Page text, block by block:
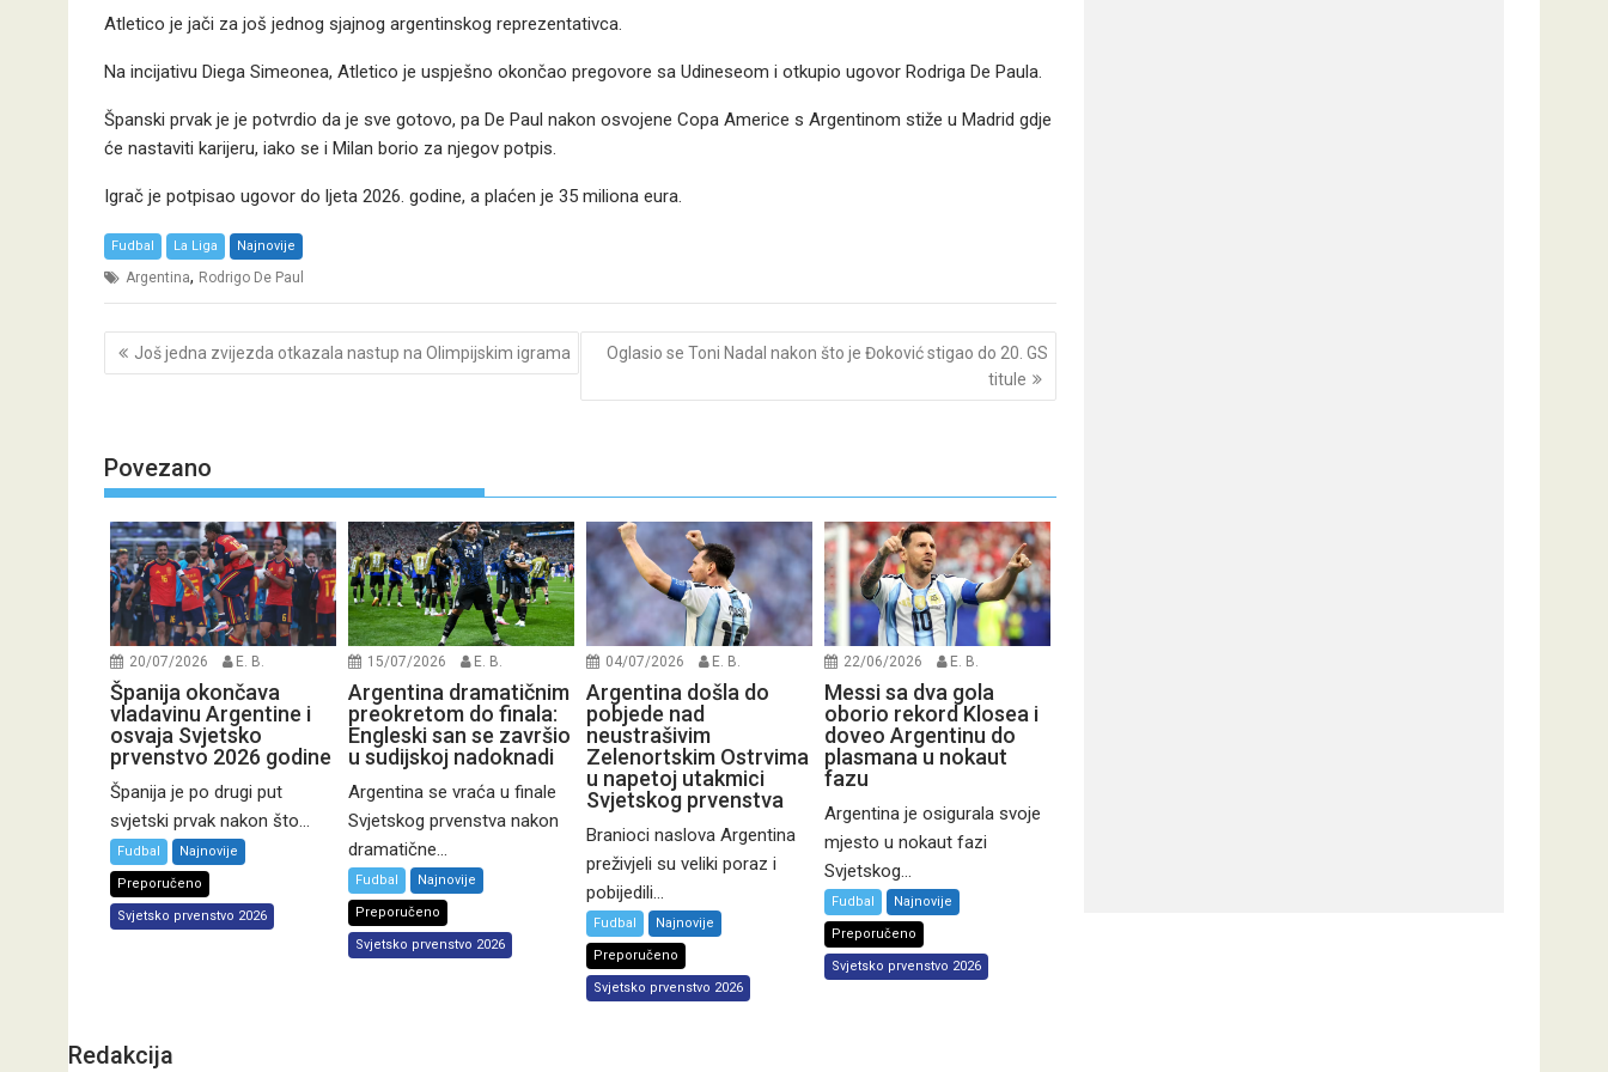
Atletico je jači za još jednog sjajnog argentinskog reprezentativca.
Na incijativu Diega Simeonea, Atletico je uspješno okončao pregovore sa Udineseom i otkupio ugovor Rodriga De Paula.
Španski prvak je je potvrdio da je sve gotovo, pa De Paul nakon osvojene Copa Americe s Argentinom stiže u Madrid gdje
će nastaviti karijeru, iako se i Milan borio za njegov potpis.
Igrač je potpisao ugovor do ljeta 2026. godine, a plaćen je 35 miliona eura.
Fudbal La Liga Najnovije
Argentina, Rodrigo De Paul
Post
navigation
Još jedna zvijezda otkazala nastup na Olimpijskim igrama
Oglasio se Toni Nadal nakon što je Đoković stigao do 20. GS
titule
Povezano
20/07/2026 E. B.
Španija okončava
vladavinu Argentine i
osvaja Svjetsko
prvenstvo 2026 godine
Španija je po drugi put
svjetski prvak nakon što...
Fudbal Najnovije
Preporučeno
Svjetsko prvenstvo 2026
15/07/2026 E. B.
Argentina dramatičnim
preokretom do finala:
Engleski san se završio
u sudijskoj nadoknadi
Argentina se vraća u finale
Svjetskog prvenstva nakon
dramatične...
Fudbal Najnovije
Preporučeno
Svjetsko prvenstvo 2026
04/07/2026 E. B.
Argentina došla do
pobjede nad
neustrašivim
Zelenortskim Ostrvima
u napetoj utakmici
Svjetskog prvenstva
Branioci naslova Argentina
preživjeli su veliki poraz i
pobijedili...
Fudbal Najnovije
Preporučeno
Svjetsko prvenstvo 2026
22/06/2026 E. B.
Messi sa dva gola
oborio rekord Klosea i
doveo Argentinu do
plasmana u nokaut
fazu
Argentina je osigurala svoje
mjesto u nokaut fazi
Svjetskog...
Fudbal Najnovije
Preporučeno
Svjetsko prvenstvo 2026
Redakcija